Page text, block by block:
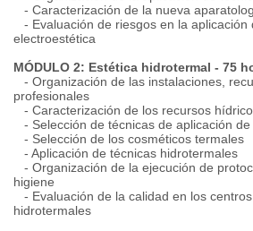
- Caracterización de la nueva
- Evaluación de riesgos en la aplicación
electroestética
MÓDULO 2: Estética hidrotermal - 75
- Organización de las instalaciones,
profesionales
- Caracterización de los recursos
- Selección de técnicas de aplicación de
- Selección de los cosméticos termales
- Aplicación de técnicas hidrotermales
- Organización de la ejecución de
higiene
- Evaluación de la calidad en los
hidrotermales